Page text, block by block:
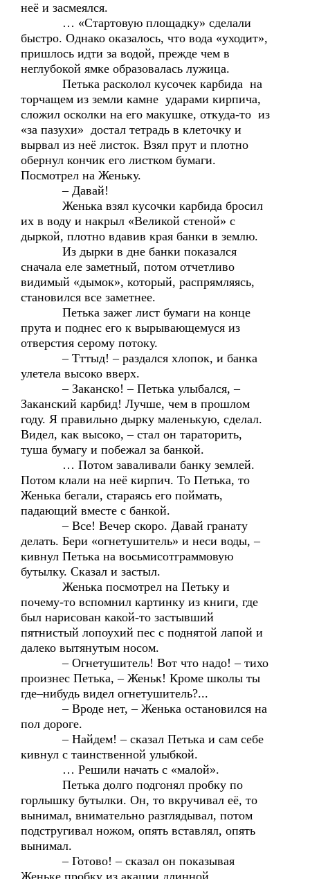
неё и засмеялся.
… «Стартовую площадку» сделали
быстро. Однако оказалось, что вода «уходит»,
пришлось идти за водой, прежде чем в
неглубокой ямке образовалась лужица.
Петька расколол кусочек карбида на
торчащем из земли камне ударами кирпича,
сложил осколки на его макушке, откуда-то из
«за пазухи» достал тетрадь в клеточку и
вырвал из неё листок. Взял прут и плотно
обернул кончик его листком бумаги.
Посмотрел на Женьку.
– Давай!
Женька взял кусочки карбида бросил
их в воду и накрыл «Великой стеной» с
дыркой, плотно вдавив края банки в землю.
Из дырки в дне банки показался
сначала еле заметный, потом отчетливо
видимый «дымок», который, распрямляясь,
становился все заметнее.
Петька зажег лист бумаги на конце
прута и поднес его к вырывающемуся из
отверстия серому потоку.
– Тттыд! – раздался хлопок, и банка
улетела высоко вверх.
– Заканско! – Петька улыбался, –
Заканский карбид! Лучше, чем в прошлом
году. Я правильно дырку маленькую, сделал.
Видел, как высоко, – стал он тараторить,
туша бумагу и побежал за банкой.
… Потом заваливали банку землей.
Потом клали на неё кирпич. То Петька, то
Женька бегали, стараясь его поймать,
падающий вместе с банкой.
– Все! Вечер скоро. Давай гранату
делать. Бери «огнетушитель» и неси воды, –
кивнул Петька на восьмисотграммовую
бутылку. Сказал и застыл.
Женька посмотрел на Петьку и
почему-то вспомнил картинку из книги, где
был нарисован какой-то застывший
пятнистый лопоухий пес с поднятой лапой и
далеко вытянутым носом.
– Огнетушитель! Вот что надо! – тихо
произнес Петька, – Женьк! Кроме школы ты
где–нибудь видел огнетушитель?...
– Вроде нет, – Женька остановился на
пол дороге.
– Найдем! – сказал Петька и сам себе
кивнул с таинственной улыбкой.
… Решили начать с «малой».
Петька долго подгонял пробку по
горлышку бутылки. Он, то вкручивал её, то
вынимал, внимательно разглядывал, потом
подстругивал ножом, опять вставлял, опять
вынимал.
– Готово! – сказал он показывая
Женьке пробку из акации длинной